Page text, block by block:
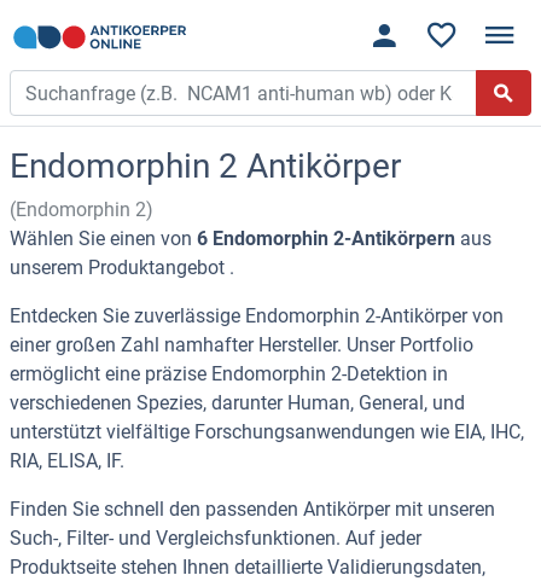
Endomorphin 2 Antikörper
(Endomorphin 2)
Wählen Sie einen von 6 Endomorphin 2-Antikörpern aus
unserem Produktangebot .
Entdecken Sie zuverlässige Endomorphin 2-Antikörper von
einer großen Zahl namhafter Hersteller. Unser Portfolio
ermöglicht eine präzise Endomorphin 2-Detektion in
verschiedenen Spezies, darunter Human, General, und
unterstützt vielfältige Forschungsanwendungen wie EIA, IHC,
RIA, ELISA, IF.
Finden Sie schnell den passenden Antikörper mit unseren
Such-, Filter- und Vergleichsfunktionen. Auf jeder
Produktseite stehen Ihnen detaillierte Validierungsdaten,